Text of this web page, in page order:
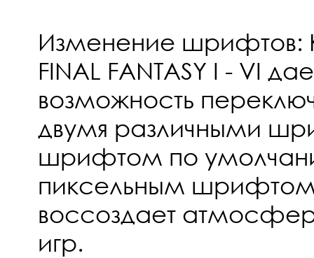
Изменение шрифтов:
FINAL FANTASY I - VI
возможность
двумя различными
шрифтом по
пиксельным
воссоздает
игр.